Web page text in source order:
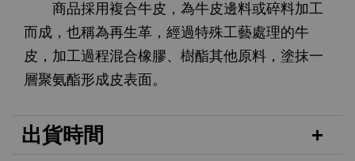
商品採用複合牛皮，為牛皮邊料或碎料加工
而成，也稱為再生革，經過特殊工藝處理的牛
皮，加工過程混合橡膠、樹酯其他原料，塗抹一
層聚氨酯形成皮表面。
出貨時間